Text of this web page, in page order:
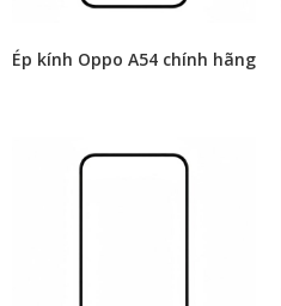
Ép kính Oppo A54 chính hãng